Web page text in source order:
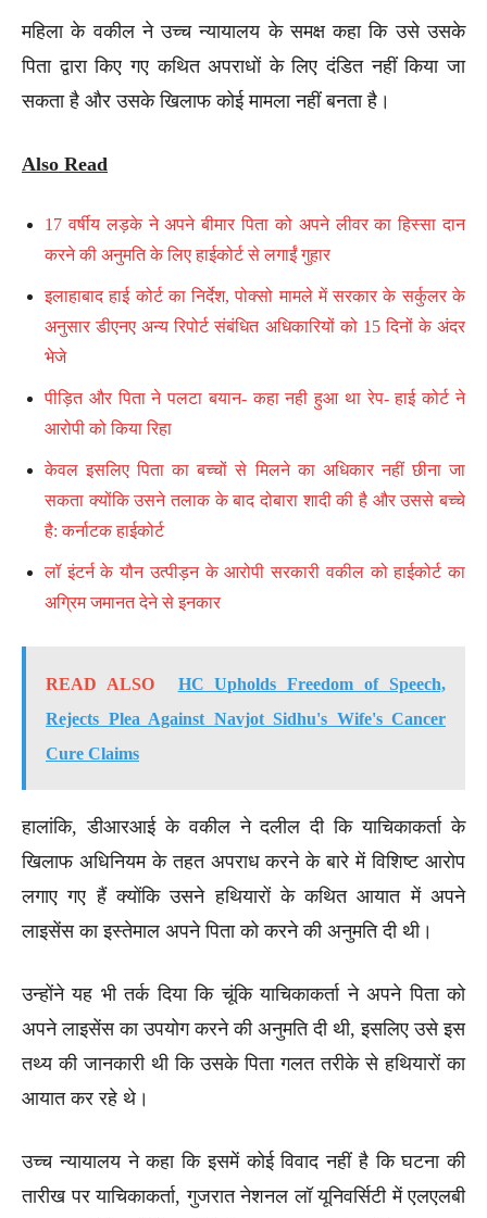
महिला के वकील ने उच्च न्यायालय के समक्ष कहा कि उसे उसके
पिता द्वारा किए गए कथित अपराधों के लिए दंडित नहीं किया जा
सकता है और उसके खिलाफ कोई मामला नहीं बनता है।
Also Read
17 वर्षीय लड़के ने अपने बीमार पिता को अपने लीवर का हिस्सा दान
करने की अनुमति के लिए हाईकोर्ट से लगाईं गुहार
इलाहाबाद हाई कोर्ट का निर्देश, पोक्सो मामले में सरकार के सर्कुलर के
अनुसार डीएनए अन्य रिपोर्ट संबंधित अधिकारियों को 15 दिनों के अंदर
भेजे
पीड़ित और पिता ने पलटा बयान- कहा नही हुआ था रेप- हाई कोर्ट ने
आरोपी को किया रिहा
केवल इसलिए पिता का बच्चों से मिलने का अधिकार नहीं छीना जा
सकता क्योंकि उसने तलाक के बाद दोबारा शादी की है और उससे बच्चे
है: कर्नाटक हाईकोर्ट
लॉ इंटर्न के यौन उत्पीड़न के आरोपी सरकारी वकील को हाईकोर्ट का
अग्रिम जमानत देने से इनकार
READ ALSO
HC Upholds Freedom of Speech,
Rejects Plea Against Navjot Sidhu's Wife's Cancer
Cure Claims
हालांकि, डीआरआई के वकील ने दलील दी कि याचिकाकर्ता के
खिलाफ अधिनियम के तहत अपराध करने के बारे में विशिष्ट आरोप
लगाए गए हैं क्योंकि उसने हथियारों के कथित आयात में अपने
लाइसेंस का इस्तेमाल अपने पिता को करने की अनुमति दी थी।
उन्होंने यह भी तर्क दिया कि चूंकि याचिकाकर्ता ने अपने पिता को
अपने लाइसेंस का उपयोग करने की अनुमति दी थी, इसलिए उसे इस
तथ्य की जानकारी थी कि उसके पिता गलत तरीके से हथियारों का
आयात कर रहे थे।
उच्च न्यायालय ने कहा कि इसमें कोई विवाद नहीं है कि घटना की
तारीख पर याचिकाकर्ता, गुजरात नेशनल लॉ यूनिवर्सिटी में एलएलबी